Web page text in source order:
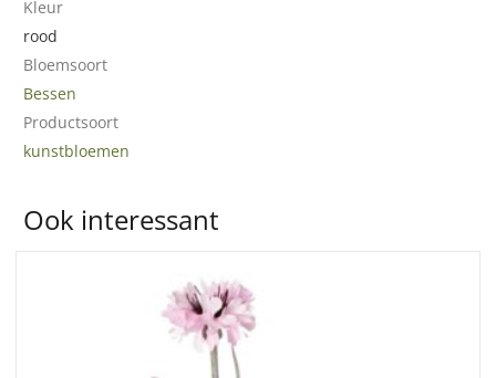
Kleur
rood
Bloemsoort
Bessen
Productsoort
kunstbloemen
Ook interessant